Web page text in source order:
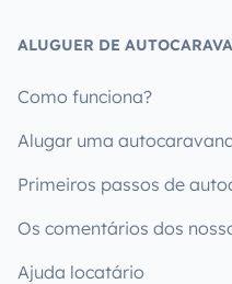
ALUGUER DE
Como funciona?
Alugar uma
Primeiros passos de
Os comentários dos
Ajuda locatário